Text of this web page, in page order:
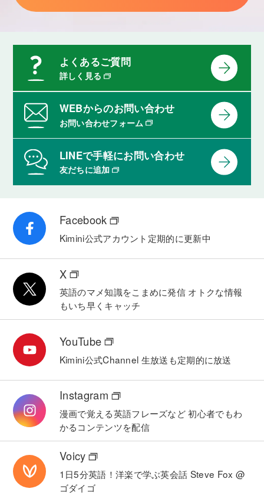
よくあるご質問
詳しく見る
WEBからのお問い合わせ
お問い合わせフォーム
LINEで手軽にお問い合わせ
友だちに追加
Facebook
Kimini公式アカウント 定期的に更新中
X
英語のマメ知識をこまめに発信 オトクな情報
もいち早くキャッチ
YouTube
Kimini公式Channel 生放送も定期的に放送
Instagram
漫画で覚える英語フレーズなど初心者でもわ
かるコンテンツを配信
Voicy
1日5分英語！洋楽で学ぶ英会話 Steve Fox @
ゴダイゴ